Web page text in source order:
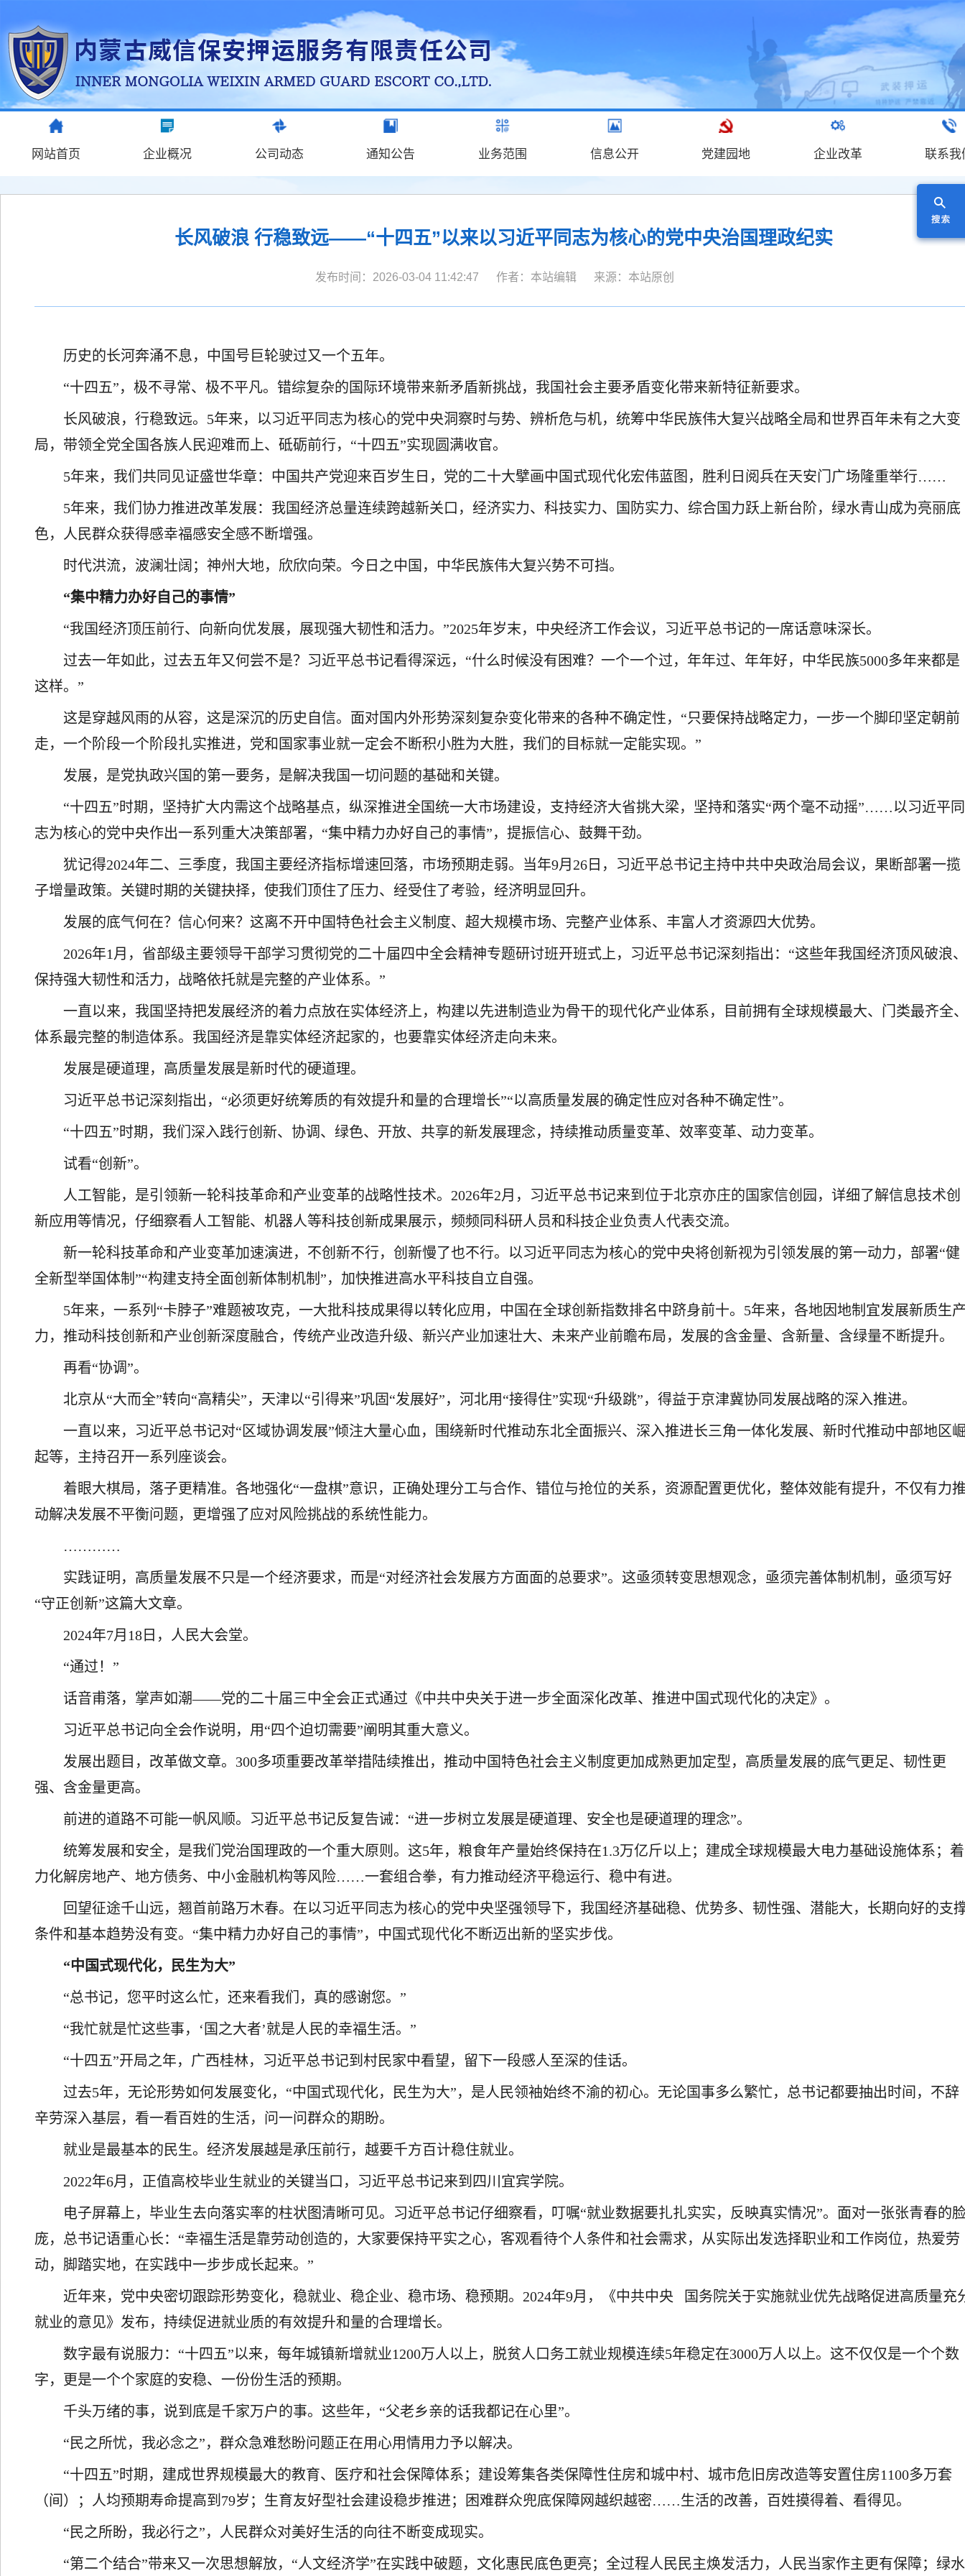
网站首页 企业概况 公司动态 通知公告 业务范围 信息公开 党建园地 企业改革 联系我
长风破浪 行稳致远——“十四五”以来以习近平同志为核心的党中央治国理政纪实
发布时间：2026-03-04 11:42:47 作者：本站编辑 来源：本站原创
历史的长河奔涌不息，中国号巨轮驶过又一个五年。
“十四五”，极不寻常、极不平凡。错综复杂的国际环境带来新矛盾新挑战，我国社会主要矛盾变化带来新特征新要求。
长风破浪，行稳致远。5年来，以习近平同志为核心的党中央洞察时与势、辨析危与机，统筹中华民族伟大复兴战略全局和世界百年未有之大变
局，带领全党全国各族人民迎难而上、砥砺前行，“十四五”实现圆满收官。
5年来，我们共同见证盛世华章：中国共产党迎来百岁生日，党的二十大擘画中国式现代化宏伟蓝图，胜利日阅兵在天安门广场隆重举行……
5年来，我们协力推进改革发展：我国经济总量连续跨越新关口，经济实力、科技实力、国防实力、综合国力跃上新台阶，绿水青山成为亮丽底
色，人民群众获得感幸福感安全感不断增强。
时代洪流，波澜壮阔；神州大地，欣欣向荣。今日之中国，中华民族伟大复兴势不可挡。
“集中精力办好自己的事情”
“我国经济顶压前行、向新向优发展，展现强大韧性和活力。”2025年岁末，中央经济工作会议，习近平总书记的一席话意味深长。
过去一年如此，过去五年又何尝不是？习近平总书记看得深远，“什么时候没有困难？一个一个过，年年过、年年好，中华民族5000多年来都是
这样。”
这是穿越风雨的从容，这是深沉的历史自信。面对国内外形势深刻复杂变化带来的各种不确定性，“只要保持战略定力，一步一个脚印坚定朝前
走，一个阶段一个阶段扎实推进，党和国家事业就一定会不断积小胜为大胜，我们的目标就一定能实现。”
发展，是党执政兴国的第一要务，是解决我国一切问题的基础和关键。
“十四五”时期，坚持扩大内需这个战略基点，纵深推进全国统一大市场建设，支持经济大省挑大梁，坚持和落实“两个毫不动摇”……以习近平同
志为核心的党中央作出一系列重大决策部署，“集中精力办好自己的事情”，提振信心、鼓舞干劲。
犹记得2024年二、三季度，我国主要经济指标增速回落，市场预期走弱。当年9月26日，习近平总书记主持中共中央政治局会议，果断部署一揽
子增量政策。关键时期的关键抉择，使我们顶住了压力、经受住了考验，经济明显回升。
发展的底气何在？信心何来？这离不开中国特色社会主义制度、超大规模市场、完整产业体系、丰富人才资源四大优势。
2026年1月，省部级主要领导干部学习贯彻党的二十届四中全会精神专题研讨班开班式上，习近平总书记深刻指出：“这些年我国经济顶风破浪
保持强大韧性和活力，战略依托就是完整的产业体系。”
一直以来，我国坚持把发展经济的着力点放在实体经济上，构建以先进制造业为骨干的现代化产业体系，目前拥有全球规模最大、门类最齐全
体系最完整的制造体系。我国经济是靠实体经济起家的，也要靠实体经济走向未来。
发展是硬道理，高质量发展是新时代的硬道理。
习近平总书记深刻指出，“必须更好统筹质的有效提升和量的合理增长”“以高质量发展的确定性应对各种不确定性”。
“十四五”时期，我们深入践行创新、协调、绿色、开放、共享的新发展理念，持续推动质量变革、效率变革、动力变革。
试看“创新”。
人工智能，是引领新一轮科技革命和产业变革的战略性技术。2026年2月，习近平总书记来到位于北京亦庄的国家信创园，详细了解信息技术创
新应用等情况，仔细察看人工智能、机器人等科技创新成果展示，频频同科研人员和科技企业负责人代表交流。
新一轮科技革命和产业变革加速演进，不创新不行，创新慢了也不行。以习近平同志为核心的党中央将创新视为引领发展的第一动力，部署“健
全新型举国体制”“构建支持全面创新体制机制”，加快推进高水平科技自立自强。
5年来，一系列“卡脖子”难题被攻克，一大批科技成果得以转化应用，中国在全球创新指数排名中跻身前十。5年来，各地因地制宜发展新质生
力，推动科技创新和产业创新深度融合，传统产业改造升级、新兴产业加速壮大、未来产业前瞻布局，发展的含金量、含新量、含绿量不断提升。
再看“协调”。
北京从“大而全”转向“高精尖”，天津以“引得来”巩固“发展好”，河北用“接得住”实现“升级跳”，得益于京津冀协同发展战略的深入推进。
一直以来，习近平总书记对“区域协调发展”倾注大量心血，围绕新时代推动东北全面振兴、深入推进长三角一体化发展、新时代推动中部地区
起等，主持召开一系列座谈会。
着眼大棋局，落子更精准。各地强化“一盘棋”意识，正确处理分工与合作、错位与抢位的关系，资源配置更优化，整体效能有提升，不仅有力
动解决发展不平衡问题，更增强了应对风险挑战的系统性能力。
…………
实践证明，高质量发展不只是一个经济要求，而是“对经济社会发展方方面面的总要求”。这亟须转变思想观念，亟须完善体制机制，亟须写好
“守正创新”这篇大文章。
2024年7月18日，人民大会堂。
“通过！”
话音甫落，掌声如潮——党的二十届三中全会正式通过《中共中央关于进一步全面深化改革、推进中国式现代化的决定》。
习近平总书记向全会作说明，用“四个迫切需要”阐明其重大意义。
发展出题目，改革做文章。300多项重要改革举措陆续推出，推动中国特色社会主义制度更加成熟更加定型，高质量发展的底气更足、韧性更
强、含金量更高。
前进的道路不可能一帆风顺。习近平总书记反复告诫：“进一步树立发展是硬道理、安全也是硬道理的理念”。
统筹发展和安全，是我们党治国理政的一个重大原则。这5年，粮食年产量始终保持在1.3万亿斤以上；建成全球规模最大电力基础设施体系；着
力化解房地产、地方债务、中小金融机构等风险……一套组合拳，有力推动经济平稳运行、稳中有进。
回望征途千山远，翘首前路万木春。在以习近平同志为核心的党中央坚强领导下，我国经济基础稳、优势多、韧性强、潜能大，长期向好的支
条件和基本趋势没有变。“集中精力办好自己的事情”，中国式现代化不断迈出新的坚实步伐。
“中国式现代化，民生为大”
“总书记，您平时这么忙，还来看我们，真的感谢您。”
“我忙就是忙这些事，‘国之大者’就是人民的幸福生活。”
“十四五”开局之年，广西桂林，习近平总书记到村民家中看望，留下一段感人至深的佳话。
过去5年，无论形势如何发展变化，“中国式现代化，民生为大”，是人民领袖始终不渝的初心。无论国事多么繁忙，总书记都要抽出时间，不辞
辛劳深入基层，看一看百姓的生活，问一问群众的期盼。
就业是最基本的民生。经济发展越是承压前行，越要千方百计稳住就业。
2022年6月，正值高校毕业生就业的关键当口，习近平总书记来到四川宜宾学院。
电子屏幕上，毕业生去向落实率的柱状图清晰可见。习近平总书记仔细察看，叮嘱“就业数据要扎扎实实，反映真实情况”。面对一张张青春的
庞，总书记语重心长：“幸福生活是靠劳动创造的，大家要保持平实之心，客观看待个人条件和社会需求，从实际出发选择职业和工作岗位，热爱劳
动，脚踏实地，在实践中一步步成长起来。”
近年来，党中央密切跟踪形势变化，稳就业、稳企业、稳市场、稳预期。2024年9月，《中共中央 国务院关于实施就业优先战略促进高质量充
就业的意见》发布，持续促进就业质的有效提升和量的合理增长。
数字最有说服力：“十四五”以来，每年城镇新增就业1200万人以上，脱贫人口务工就业规模连续5年稳定在3000万人以上。这不仅仅是一个个数
字，更是一个个家庭的安稳、一份份生活的预期。
千头万绪的事，说到底是千家万户的事。这些年，“父老乡亲的话我都记在心里”。
“民之所忧，我必念之”，群众急难愁盼问题正在用心用情用力予以解决。
“十四五”时期，建成世界规模最大的教育、医疗和社会保障体系；建设筹集各类保障性住房和城中村、城市危旧房改造等安置住房1100多万套
（间）；人均预期寿命提高到79岁；生育友好型社会建设稳步推进；困难群众兜底保障网越织越密……生活的改善，百姓摸得着、看得见。
“民之所盼，我必行之”，人民群众对美好生活的向往不断变成现实。
“第二个结合”带来又一次思想解放，“人文经济学”在实践中破题，文化惠民底色更亮；全过程人民民主焕发活力，人民当家作主更有保障；绿水